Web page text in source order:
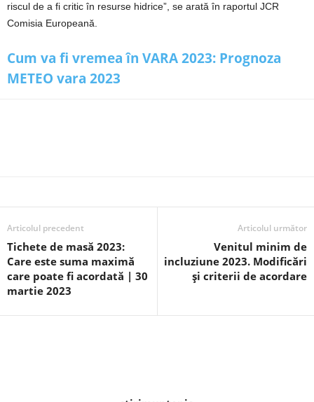
riscul de a fi critic în resurse hidrice”, se arată în raportul JCR
Comisia Europeană.
Cum va fi vremea în VARA 2023: Prognoza
METEO vara 2023
Articolul precedent
Tichete de masă 2023:
Care este suma maximă
care poate fi acordată | 30
martie 2023
Articolul următor
Venitul minim de
incluziune 2023. Modificări
și criterii de acordare